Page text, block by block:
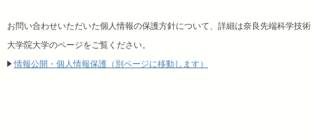
お問い合わせいただいた個人情報の保護方針について、詳細は奈良先端科学技術
大学院大学のページをご覧ください。
情報公開・個人情報保護（別ページに移動します）